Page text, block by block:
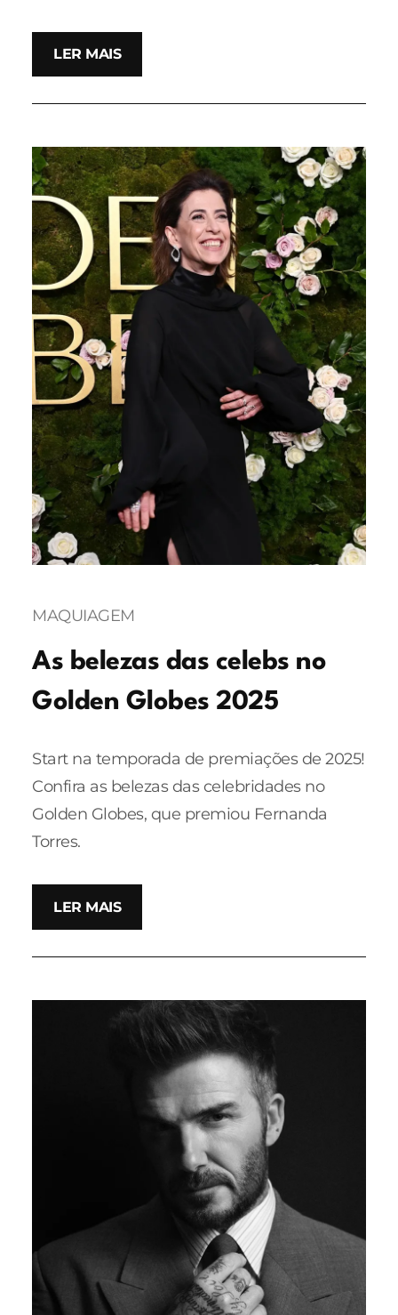
LER MAIS
MAQUIAGEM
As belezas das celebs no
Golden Globes 2025
Start na temporada de premiações de 2025!
Confira as belezas das celebridades no
Golden Globes, que premiou Fernanda
Torres.
LER MAIS